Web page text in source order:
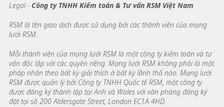
Legal - Công ty TNHH Kiểm toán & Tư vấn RSM Việt Nam
RSM là tên giao dịch được sử dụng bởi các thành viên của mạng
lưới RSM.
Mỗi thành viên của mạng lưới RSM là một công ty kiểm toán và tư
vấn độc lập với các quyền riêng. Mạng lưới RSM không phải là một
pháp nhân theo bất kỳ giải thích ở bất kỳ lãnh thổ nào. Mạng lưới
RSM được quản lý bởi Công ty TNHH Quốc tế RSM, một công ty
được đăng ký thành lập tại Anh và Wales với văn phòng đăng ký
đặt tại số 200 Aldersgate Street, London EC1A 4HD.